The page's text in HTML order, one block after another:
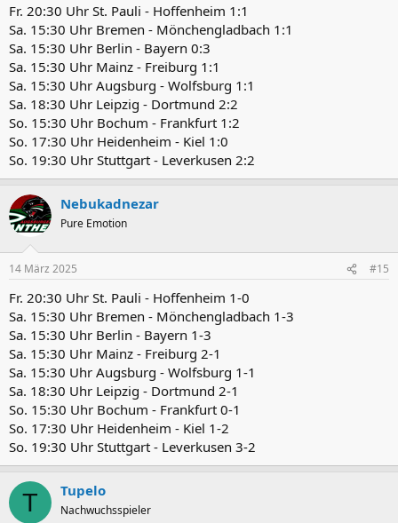
Fr. 20:30 Uhr St. Pauli - Hoffenheim 1:1
Sa. 15:30 Uhr Bremen - Mönchengladbach 1:1
Sa. 15:30 Uhr Berlin - Bayern 0:3
Sa. 15:30 Uhr Mainz - Freiburg 1:1
Sa. 15:30 Uhr Augsburg - Wolfsburg 1:1
Sa. 18:30 Uhr Leipzig - Dortmund 2:2
So. 15:30 Uhr Bochum - Frankfurt 1:2
So. 17:30 Uhr Heidenheim - Kiel 1:0
So. 19:30 Uhr Stuttgart - Leverkusen 2:2
Nebukadnezar
Pure Emotion
14 März 2025 #15
Fr. 20:30 Uhr St. Pauli - Hoffenheim 1-0
Sa. 15:30 Uhr Bremen - Mönchengladbach 1-3
Sa. 15:30 Uhr Berlin - Bayern 1-3
Sa. 15:30 Uhr Mainz - Freiburg 2-1
Sa. 15:30 Uhr Augsburg - Wolfsburg 1-1
Sa. 18:30 Uhr Leipzig - Dortmund 2-1
So. 15:30 Uhr Bochum - Frankfurt 0-1
So. 17:30 Uhr Heidenheim - Kiel 1-2
So. 19:30 Uhr Stuttgart - Leverkusen 3-2
T Tupelo
Nachwuchsspieler